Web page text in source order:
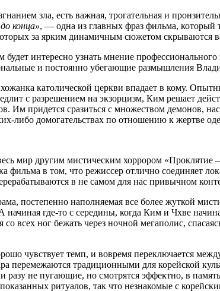
зла, есть важная, трогательная и
конца», — одна из главных фраз фильма, который
за ярким динамичным сюжетом скрываются
будет интересно узнать мнение
и постоянно убегающие размышления
католической церкви впадает в кому.
с разрешением на экзорцизм, Ким решает
Им придется сразиться с множеством
либо домогательствах по отношению к жертве
мир другим мистическим хоррором «Проклятие
в том, что режиссер отлично соединяет
в не самом для нас привычном
постепенно наполняемая все более жуткой
где-то с середины, когда Ким и Чхве
всех ног бежать через ночной мегаполис,
чувствует темп, и вовремя переключается
перемежаются традиционными для корейской
не пугающие, но смотрятся эффектно, в
ритуалов, так что незнакомые с